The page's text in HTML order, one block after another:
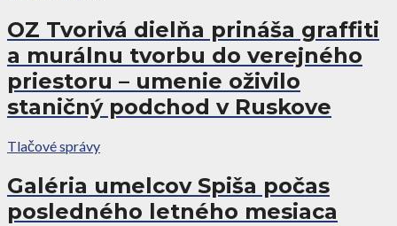
OZ Tvorivá dielňa prináša graffiti
a murálnu tvorbu do verejného
priestoru – umenie oživilo
staničný podchod v Ruskove
Tlačové správy
Galéria umelcov Spiša počas
posledného letného mesiaca